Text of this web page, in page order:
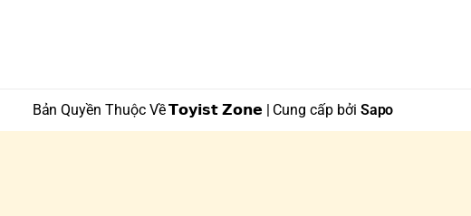
Bản Quyền Thuộc Về 𝗧𝗼𝘆𝗶𝘀𝘁 𝗭𝗼𝗻𝗲 | Cung cấp bởi Sapo